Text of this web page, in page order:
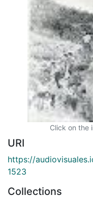
Click on the
URI
https://
1523
Collections